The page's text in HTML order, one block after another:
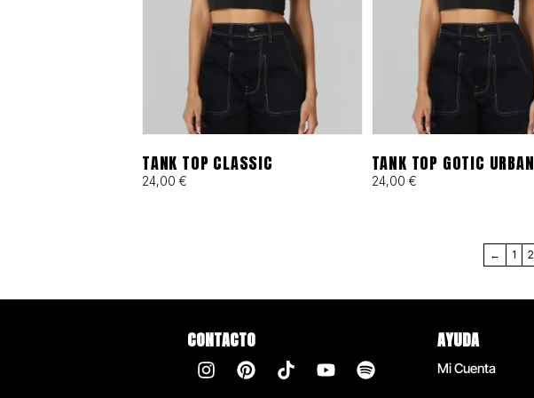
TANK TOP CLASSIC
24,00 €
TANK TOP GOTIC URBAN
24,00 €
← 1 2
CONTACTO AYUDA
Mi Cuenta